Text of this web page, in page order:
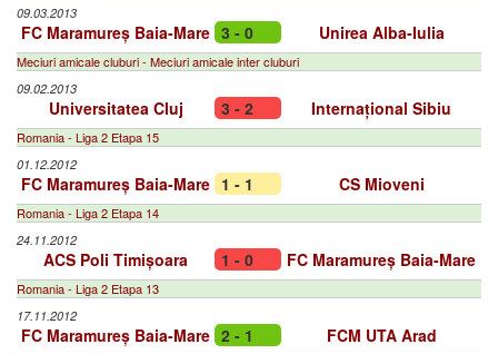
09.03.2013
FC Maramureș Baia-Mare 3 - 0 Unirea Alba-Iulia
Meciuri amicale cluburi - Meciuri amicale inter cluburi
09.02.2013
Universitatea Cluj 3 - 2 Internațional Sibiu
Romania - Liga 2 Etapa 15
01.12.2012
FC Maramureș Baia-Mare 1 - 1 CS Mioveni
Romania - Liga 2 Etapa 14
24.11.2012
ACS Poli Timișoara 1 - 0 FC Maramureș Baia-Mare
Romania - Liga 2 Etapa 13
17.11.2012
FC Maramureș Baia-Mare 2 - 1 FCM UTA Arad